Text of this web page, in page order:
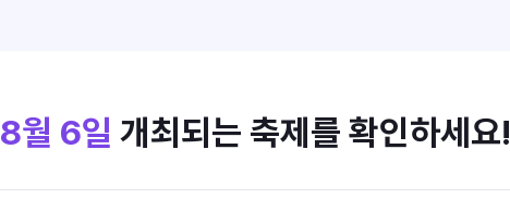
8월 6일 개최되는 축제를 확인하세요!